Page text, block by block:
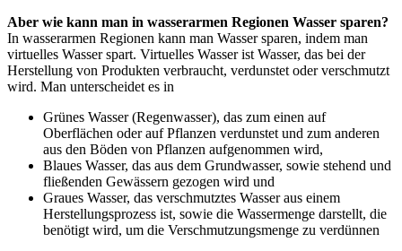
Aber wie kann man in wasserarmen Regionen Wasser sparen?
In wasserarmen Regionen kann man Wasser sparen, indem man
virtuelles Wasser spart. Virtuelles Wasser ist Wasser, das bei der
Herstellung von Produkten verbraucht, verdunstet oder verschmutzt
wird. Man unterscheidet es in
Grünes Wasser (Regenwasser), das zum einen auf
Oberflächen oder auf Pflanzen verdunstet und zum anderen
aus den Böden von Pflanzen aufgenommen wird,
Blaues Wasser, das aus dem Grundwasser, sowie stehend und
fließenden Gewässern gezogen wird und
Graues Wasser, das verschmutztes Wasser aus einem
Herstellungsprozess ist, sowie die Wassermenge darstellt, die
benötigt wird, um die Verschmutzungsmenge zu verdünnen